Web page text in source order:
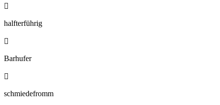

halfterführig

Barhufer

schmiedefromm